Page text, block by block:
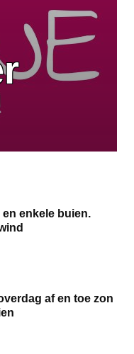
enkele buien.
af en toe zon